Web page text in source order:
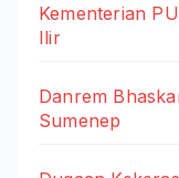
Kementerian
Ilir
Danrem
Sumenep